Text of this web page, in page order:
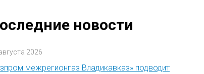
новости
2026
межрегионгаз Владикавказ» подводит